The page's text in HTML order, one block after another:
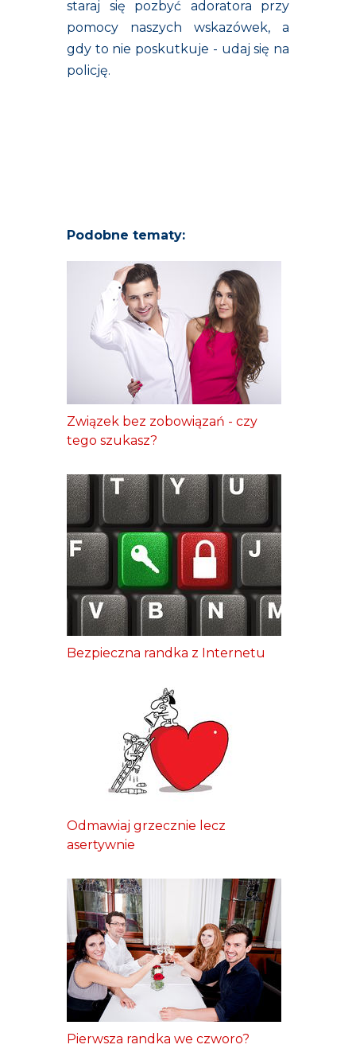
staraj się pozbyć adoratora przy
pomocy naszych wskazówek, a
gdy to nie poskutkuje - udaj się na
policję.
Podobne tematy:
Związek bez zobowiązań - czy
tego szukasz?
Bezpieczna randka z Internetu
Odmawiaj grzecznie lecz
asertywnie
Pierwsza randka we czworo?